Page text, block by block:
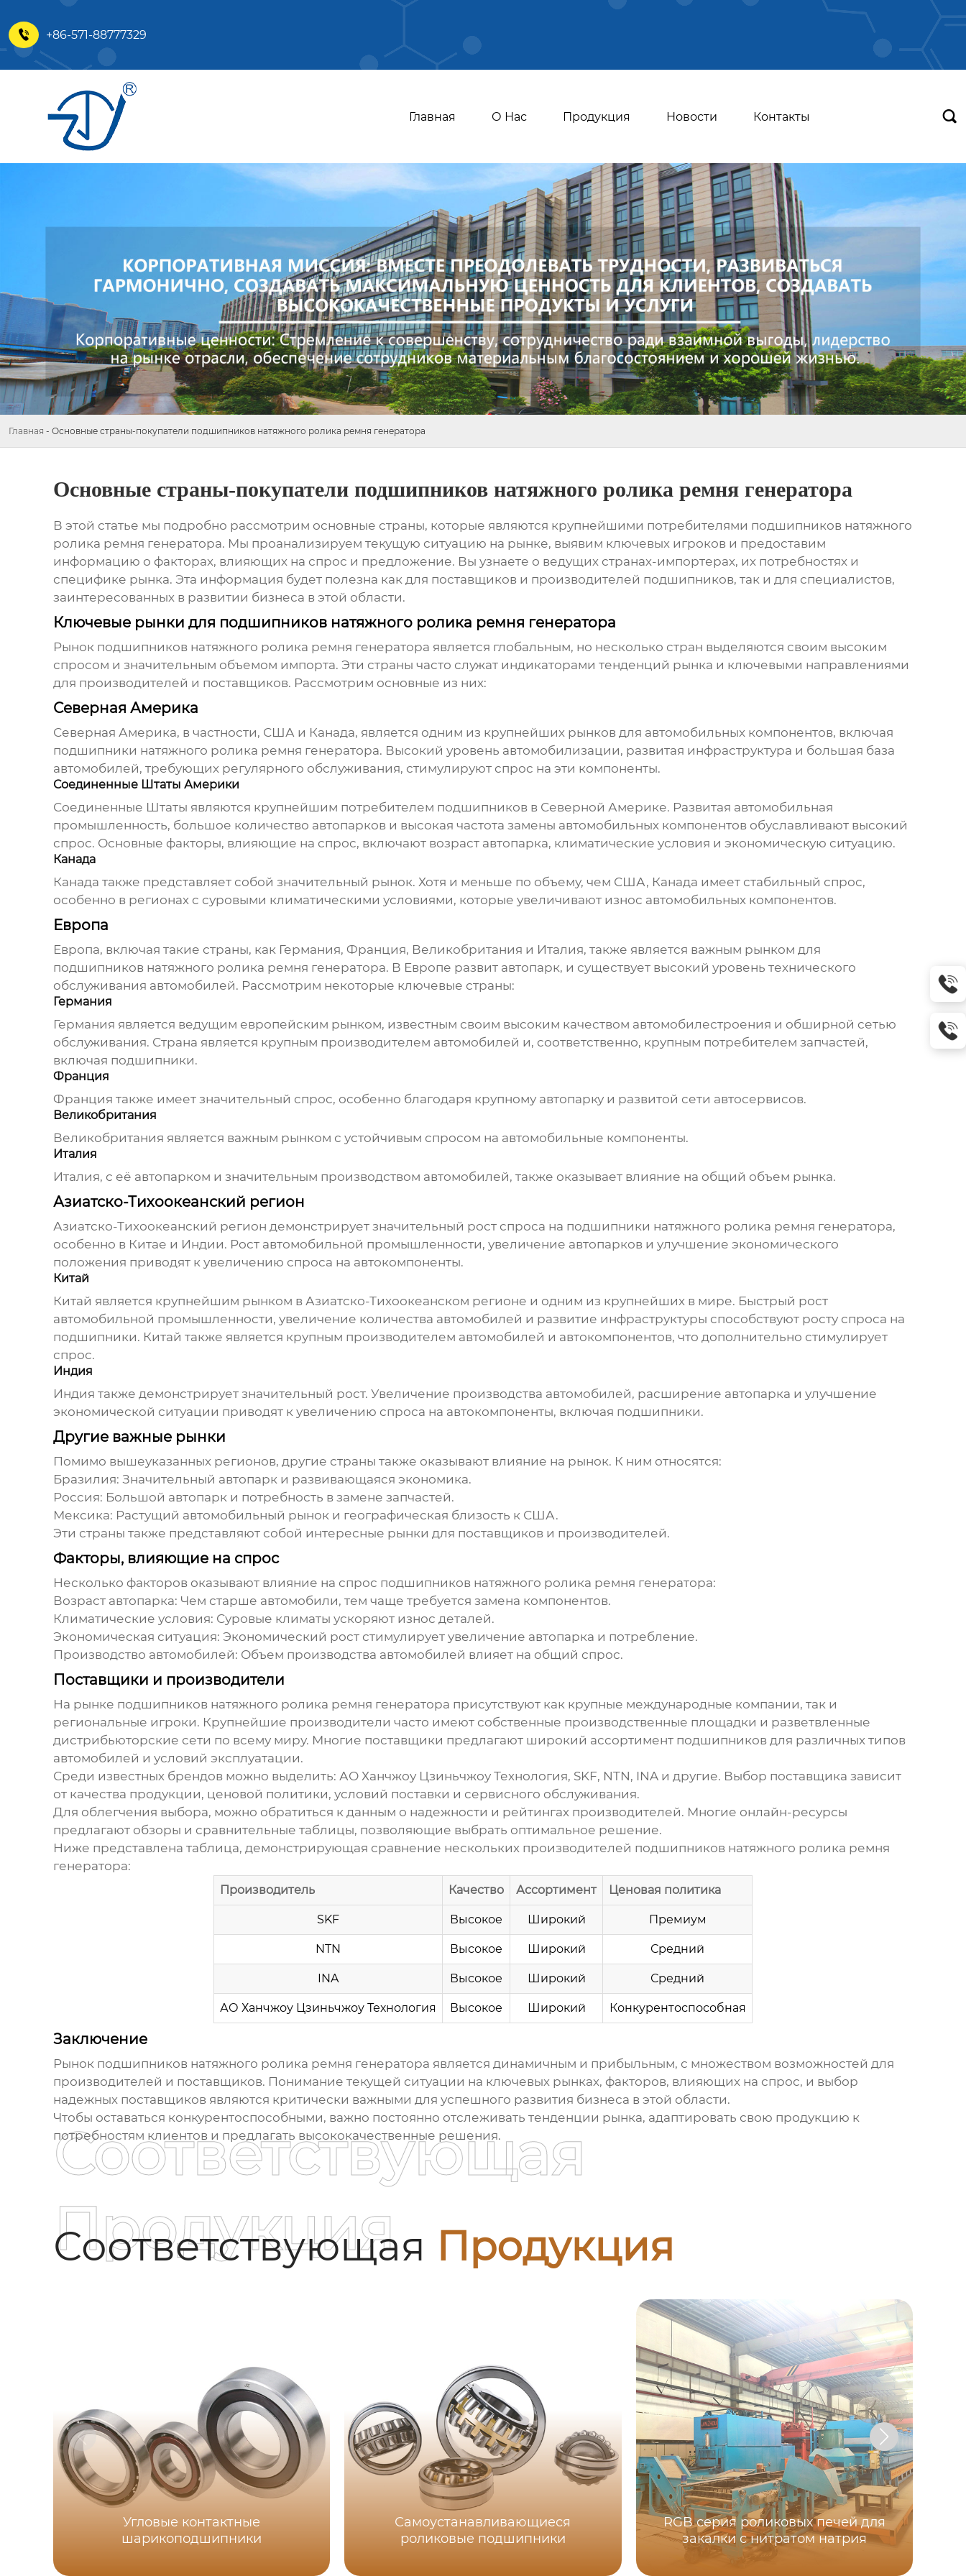
 +86-571-88777329
Главная О Нас Продукция Новости Контакты 
Главная - Основные страны-покупатели подшипников натяжного ролика ремня генератора
Основные страны-покупатели подшипников натяжного ролика ремня генератора
В этой статье мы подробно рассмотрим основные страны, которые являются крупнейшими потребителями подшипников натяжного
ролика ремня генератора. Мы проанализируем текущую ситуацию на рынке, выявим ключевых игроков и предоставим
информацию о факторах, влияющих на спрос и предложение. Вы узнаете о ведущих странах-импортерах, их потребностях и
специфике рынка. Эта информация будет полезна как для поставщиков и производителей подшипников, так и для специалистов,
заинтересованных в развитии бизнеса в этой области.
Ключевые рынки для подшипников натяжного ролика ремня генератора
Рынок подшипников натяжного ролика ремня генератора является глобальным, но несколько стран выделяются своим высоким
спросом и значительным объемом импорта. Эти страны часто служат индикаторами тенденций рынка и ключевыми направлениями
для производителей и поставщиков. Рассмотрим основные из них:
Северная Америка
Северная Америка, в частности, США и Канада, является одним из крупнейших рынков для автомобильных компонентов, включая
подшипники натяжного ролика ремня генератора. Высокий уровень автомобилизации, развитая инфраструктура и большая база
автомобилей, требующих регулярного обслуживания, стимулируют спрос на эти компоненты.
Соединенные Штаты Америки
Соединенные Штаты являются крупнейшим потребителем подшипниковв Северной Америке. Развитая автомобильная
промышленность, большое количество автопарков и высокая частота замены автомобильных компонентов обуславливают высокий
спрос. Основные факторы, влияющие на спрос, включают возраст автопарка, климатические условия и экономическую ситуацию.
Канада
Канада также представляет собой значительный рынок. Хотя и меньше по объему, чем США, Канада имеет стабильный спрос,
особенно в регионах с суровыми климатическими условиями, которые увеличивают износ автомобильных компонентов.
Европа
Европа, включая такие страны, как Германия, Франция, Великобритания и Италия, также является важным рынком для
подшипников натяжного ролика ремня генератора. В Европе развит автопарк, и существует высокий уровень технического
обслуживания автомобилей. Рассмотрим некоторые ключевые страны:
Германия
Германия является ведущим европейским рынком, известным своим высоким качеством автомобилестроения и обширной сетью
обслуживания. Страна является крупным производителем автомобилей и, соответственно, крупным потребителем запчастей,
включая подшипники.
Франция
Франция также имеет значительный спрос, особенно благодаря крупному автопарку и развитой сети автосервисов.
Великобритания
Великобритания является важным рынком с устойчивым спросом на автомобильные компоненты.
Италия
Италия, с её автопарком и значительным производством автомобилей, также оказывает влияние на общий объем рынка.
Азиатско-Тихоокеанский регион
Азиатско-Тихоокеанский регион демонстрирует значительный рост спроса на подшипники натяжного ролика ремня генератора,
особенно в Китае и Индии. Рост автомобильной промышленности, увеличение автопарков и улучшение экономического
положения приводят к увеличению спроса на автокомпоненты.
Китай
Китай является крупнейшим рынком в Азиатско-Тихоокеанском регионе и одним из крупнейших в мире. Быстрый рост
автомобильной промышленности, увеличение количества автомобилей и развитие инфраструктуры способствуют росту спроса на
подшипники. Китай также является крупным производителем автомобилей и автокомпонентов, что дополнительно стимулирует
спрос.
Индия
Индия также демонстрирует значительный рост. Увеличение производства автомобилей, расширение автопарка и улучшение
экономической ситуации приводят к увеличению спроса на автокомпоненты, включая подшипники.
Другие важные рынки
Помимо вышеуказанных регионов, другие страны также оказывают влияние на рынок. К ним относятся:
Бразилия: Значительный автопарк и развивающаяся экономика.
Россия: Большой автопарк и потребность в замене запчастей.
Мексика: Растущий автомобильный рынок и географическая близость к США.
Эти страны также представляют собой интересные рынки для поставщиков и производителей.
Факторы, влияющие на спрос
Несколько факторов оказывают влияние на спрос подшипников натяжного ролика ремня генератора:
Возраст автопарка: Чем старше автомобили, тем чаще требуется замена компонентов.
Климатические условия: Суровые климаты ускоряют износ деталей.
Экономическая ситуация: Экономический рост стимулирует увеличение автопарка и потребление.
Производство автомобилей: Объем производства автомобилей влияет на общий спрос.
Поставщики и производители
На рынке подшипников натяжного ролика ремня генератора присутствуют как крупные международные компании, так и
региональные игроки. Крупнейшие производители часто имеют собственные производственные площадки и разветвленные
дистрибьюторские сети по всему миру. Многие поставщики предлагают широкий ассортимент подшипниковдля различных типов
автомобилей и условий эксплуатации.
Среди известных брендов можно выделить: АО Ханчжоу Цзиньчжоу Технология, SKF, NTN, INA и другие. Выбор поставщика зависит
от качества продукции, ценовой политики, условий поставки и сервисного обслуживания.
Для облегчения выбора, можно обратиться к данным о надежности и рейтингах производителей. Многие онлайн-ресурсы
предлагают обзоры и сравнительные таблицы, позволяющие выбрать оптимальное решение.
Ниже представлена таблица, демонстрирующая сравнение нескольких производителей подшипников натяжного ролика ремня
генератора:
Производитель Качество Ассортимент Ценовая политика
SKF Высокое Широкий Премиум
NTN Высокое Широкий Средний
INA Высокое Широкий Средний
АО Ханчжоу Цзиньчжоу Технология Высокое Широкий Конкурентоспособная
Заключение
Рынок подшипников натяжного ролика ремня генератора является динамичным и прибыльным, с множеством возможностей для
производителей и поставщиков. Понимание текущей ситуации на ключевых рынках, факторов, влияющих на спрос, и выбор
надежных поставщиков являются критически важными для успешного развития бизнеса в этой области.
Чтобы оставаться конкурентоспособными, важно постоянно отслеживать тенденции рынка, адаптировать свою продукцию к
потребностям клиентов и предлагать высококачественные решения.
Соответствующая Продукция
Соответствующая
Продукция
Угловые контактные
шарикоподшипники
Самоустанавливающиеся
роликовые подшипники
RGB серия роликовых печей для
закалки с нитратом натрия